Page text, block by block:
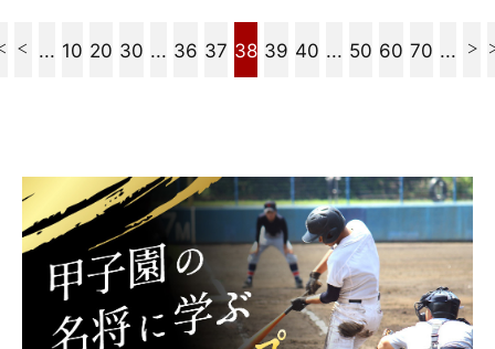
... 10 20 30 ... 36 37 38 39 40 ... 50 60 70 ...